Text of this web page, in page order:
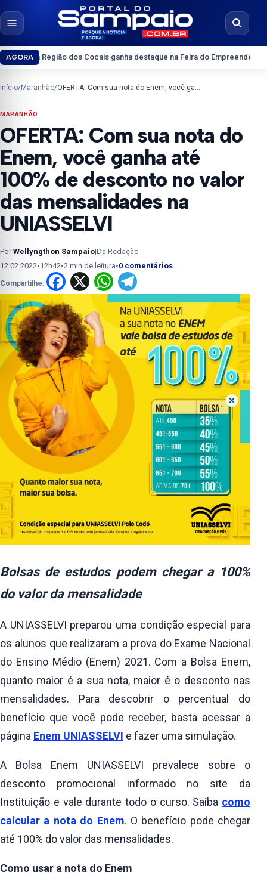
Pular para o conteúdo
Abrir menu
Abrir
AGORAdos Cocais ganha destaque na Feira do Empreendedor 2026Interior
Início/Maranhão/ OFERTA: Com sua nota do Enem, você ganha até 100% de desconto no valor das mensalidades na UNIASSELVI
MARANHÃO
OFERTA: Com sua nota do
Enem, você ganha até
100% de desconto no valor
das mensalidades na
UNIASSELVI
PorWellyngthon Sampaio|Da Redação
12.02.2022•12h42•2 min de leitura•0 comentários
Compartilhe: Facebook
X WhatsApp
Bolsas de estudos podem chegar a 100%
do valor da mensalidade
A UNIASSELVI preparou uma condição especial para
os alunos que realizaram a prova do Exame Nacional
do Ensino Médio (Enem) 2021. Com a Bolsa Enem,
quanto maior é a sua nota, maior é o desconto nas
mensalidades. Para descobrir o percentual do
benefício que você pode receber, basta acessar a
página Enem UNIASSELVI e fazer uma simulação.
A Bolsa Enem UNIASSELVI prevalece sobre o
desconto promocional informado no site da
Instituição e vale durante todo o curso. Saiba como
calcular a nota do Enem. O benefício pode chegar
até 100% do valor das mensalidades.
Como usar a nota do Enem